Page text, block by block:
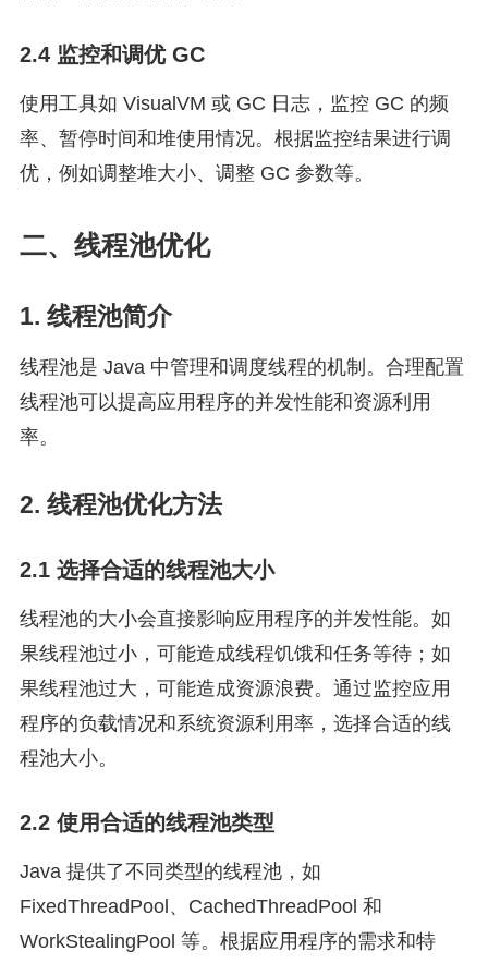
2.4 监控和调优 GC
使用工具如 VisualVM 或 GC 日志，监控 GC 的频
率、暂停时间和堆使用情况。根据监控结果进行调
优，例如调整堆大小、调整 GC 参数等。
二、线程池优化
1. 线程池简介
线程池是 Java 中管理和调度线程的机制。合理配置
线程池可以提高应用程序的并发性能和资源利用
率。
2. 线程池优化方法
2.1 选择合适的线程池大小
线程池的大小会直接影响应用程序的并发性能。如
果线程池过小，可能造成线程饥饿和任务等待；如
果线程池过大，可能造成资源浪费。通过监控应用
程序的负载情况和系统资源利用率，选择合适的线
程池大小。
2.2 使用合适的线程池类型
Java 提供了不同类型的线程池，如
FixedThreadPool、CachedThreadPool 和
WorkStealingPool 等。根据应用程序的需求和特